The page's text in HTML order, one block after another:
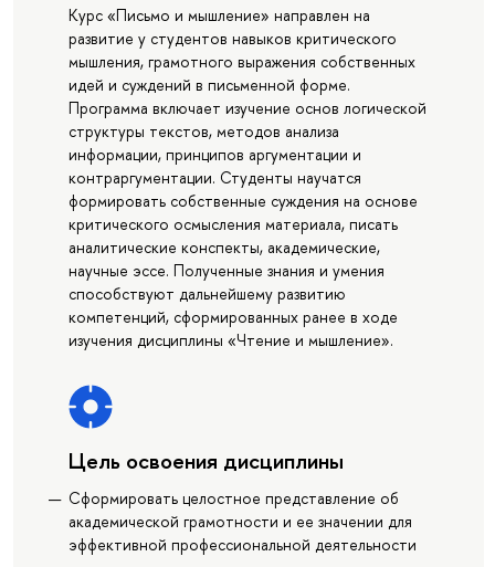
Курс «Письмо и мышление» направлен на
развитие у студентов навыков критического
мышления, грамотного выражения собственных
идей и суждений в письменной форме.
Программа включает изучение основ логической
структуры текстов, методов анализа
информации, принципов аргументации и
контраргументации. Студенты научатся
формировать собственные суждения на основе
критического осмысления материала, писать
аналитические конспекты, академические,
научные эссе. Полученные знания и умения
способствуют дальнейшему развитию
компетенций, сформированных ранее в ходе
изучения дисциплины «Чтение и мышление».
Цель освоения дисциплины
Сформировать целостное представление об
академической грамотности и ее значении для
эффективной профессиональной деятельности